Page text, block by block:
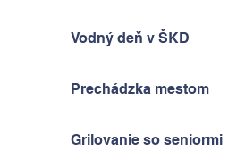
Vodný deň v ŠKD
Prechádzka mestom
Grilovanie so seniormi